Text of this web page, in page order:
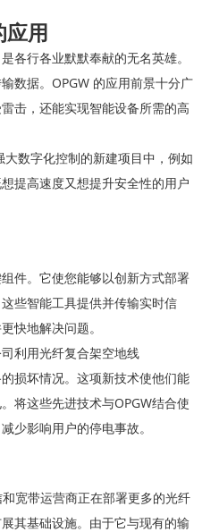
用
各行各业默默奉献的无名英雄。
数据。OPGW 的应用前景十分广
击，还能实现智能设备所需的高
数字化控制的新建项目中，例如
提高速度又想提升安全性的用户
件。它使您能够以创新方式部署
些智能工具提供并传输实时信
快地解决问题。
利用光纤复合架空地线
的损坏情况。这项新技术使他们能
将这些先进技术与OPGW结合使
少影响用户的停电事故。
宽带运营商正在部署更多的光纤
其基础设施。由于它与现有的输